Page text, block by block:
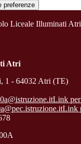
preferenze
Liceale Illuminati Atri
Atri
1 - 64032 Atri (TE)
Link
Link